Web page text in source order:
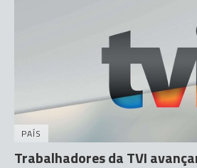
PAÍS
Trabalhadores da TVI